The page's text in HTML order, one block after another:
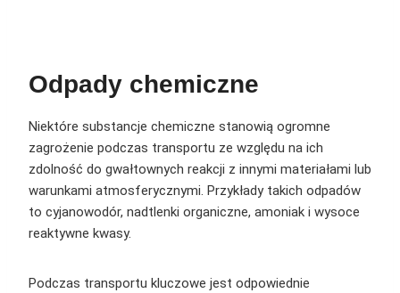
Odpady chemiczne
Niektóre substancje chemiczne stanowią ogromne
zagrożenie podczas transportu ze względu na ich
zdolność do gwałtownych reakcji z innymi materiałami lub
warunkami atmosferycznymi. Przykłady takich odpadów
to cyjanowodór, nadtlenki organiczne, amoniak i wysoce
reaktywne kwasy.
Podczas transportu kluczowe jest odpowiednie